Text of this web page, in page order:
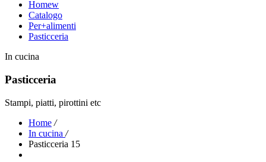
Homew
Catalogo
Per+alimenti
Pasticceria
In cucina
Pasticceria
Stampi, piatti, pirottini etc
Home /
In cucina /
Pasticceria 15